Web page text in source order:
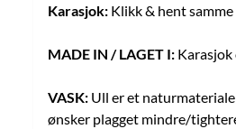
Karasjok: Klikk & hent
MADE IN / LAGET I:
VASK: Ull er et naturmateriale
ønsker plagget mindre/